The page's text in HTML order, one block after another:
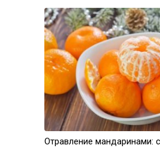
Отравление мандаринами: